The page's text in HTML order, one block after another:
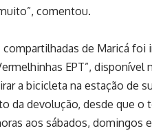
comentou.
de Maricá foi
EPT”,
a bicicleta na estação de
da devolução, desde que o
aos sábados, domingos